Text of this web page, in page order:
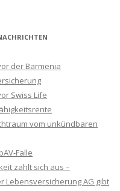
der Barmenia
Swiss Life
vom unkündbaren
Falle
zahlt sich aus –
Lebensversicherung AG gibt